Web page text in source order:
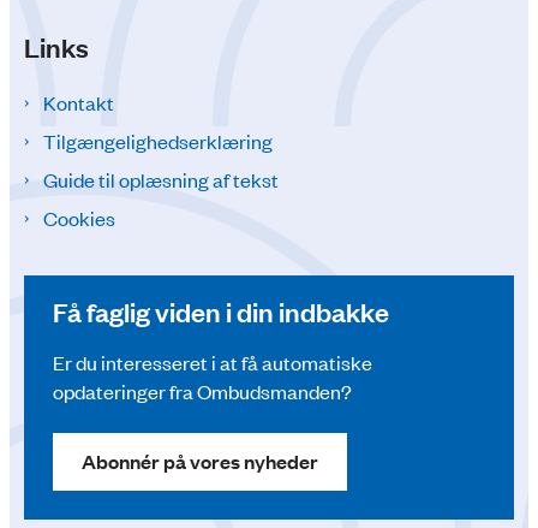
Links
Kontakt
Tilgængelighedserklæring
Guide til oplæsning af tekst
Cookies
Få faglig viden i din indbakke
Er du interesseret i at få automatiske
opdateringer fra Ombudsmanden?
Abonnér på vores nyheder